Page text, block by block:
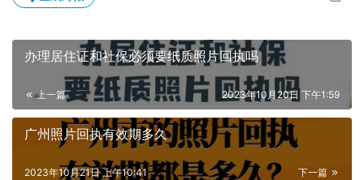
办理居住证和社保必须要纸质照片回执吗
上一篇 2023年10月20日 下午1:59
广州照片回执有效期多久
下一篇
2023年10月21日 上午10:41